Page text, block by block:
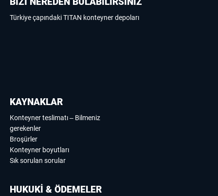
Türkiye çapındaki TITAN konteyner depoları
KAYNAKLAR
Konteyner teslimatı – Bilmeniz
gerekenler
Broşürler
Konteyner boyutları
Sık sorulan sorular
HUKUKİ & ÖDEMELER